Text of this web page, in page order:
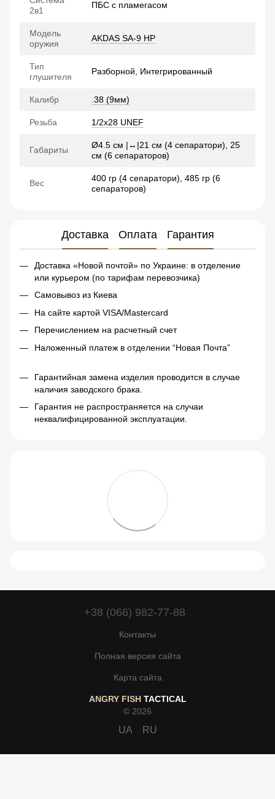
2в1
ПБС с пламегасом
Модель
оружия
AKDAS SA-9 HP
Тип
глушителя
Разборной, Интегрированный
Калибр .38 (9мм)
Резьба 1/2x28 UNEF
Габариты
Ø4.5 см |↔|21 см (4 сепаратори), 25
см (6 сепараторов)
Вес 400 гр (4 сепаратори), 485 гр (6
сепараторов)
Доставка Оплата Гарантия
Доставка «Новой почтой» по Украине: в отделение
или курьером (по тарифам перевозчика)
Самовывоз из Киева
На сайте картой VISA/Mastercard
Перечислением на расчетный счет
Наложенный платеж в отделении “Новая Почта”
Гарантийная замена изделия проводится в случае
наличия заводского брака.
Гарантия не распространяется на случаи
неквалифицированной эксплуатации.
+38 (066) 982-77-88
Контакты
Полная версия сайта
Карта сайта
ANGRY FISH TACTICAL
© 2026
UA RU